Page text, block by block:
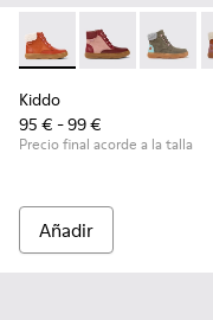
Kiddo - K900280-010
Kiddo - Kiddo -
Kiddo
95 € - 99 €
Precio final acorde a la talla
Añadir